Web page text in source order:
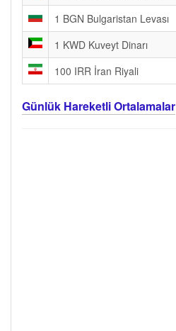
1 BGN Bulgaristan Levası
1 KWD Kuveyt Dinarı
100 IRR İran Riyali
Günlük Hareketli Ortalamalar